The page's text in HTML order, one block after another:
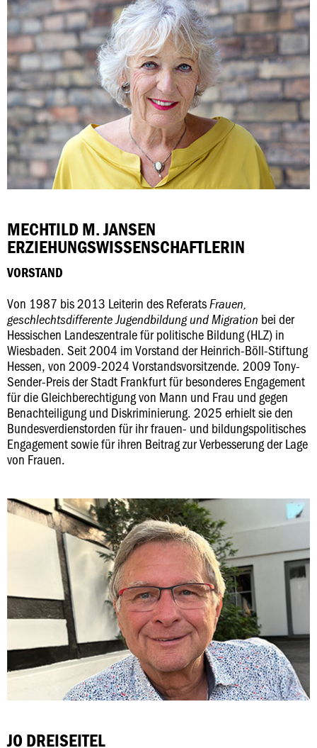
MECHTILD M. JANSEN
ERZIEHUNGSWISSENSCHAFTLERIN
VORSTAND
Von 1987 bis 2013 Leiterin des ReferatsFrauen,
geschlechtsdifferente Jugendbildung und Migration bei der
Hessischen Landeszentrale für politische Bildung (HLZ) in
Wiesbaden. Seit 2004 im Vorstand der Heinrich-Böll-Stiftung
Hessen, von 2009-2024 Vorstandsvorsitzende. 2009 Tony-
Sender-Preis der Stadt Frankfurt für besonderes Engagement
für die Gleichberechtigung von Mann und Frau und gegen
Benachteiligung und Diskriminierung. 2025 erhielt sie den
Bundesverdienstorden für ihr frauen- und bildungspolitisches
Engagement sowie für ihren Beitrag zur Verbesserung der Lage
von Frauen.
JO DREISEITEL